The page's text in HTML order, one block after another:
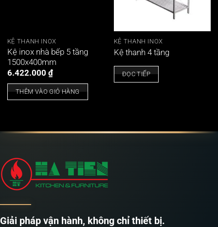
KỆ THANH INOX
Kệ inox nhà bếp 5 tầng
1500x400mm
6.422.000 ₫
THÊM VÀO GIỎ HÀNG
KỆ THANH INOX
Kệ thanh 4 tầng
ĐỌC TIẾP
Giải pháp vận hành, không chỉ thiết bị.